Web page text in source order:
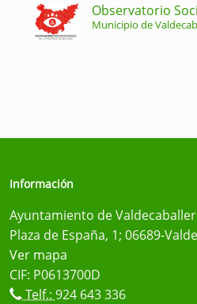
Observatorio
Municipio de
Información
Ayuntamiento de
Plaza de España, 1; 06689-
Ver mapa
CIF: P0613700D
Telf.: 924 643 336